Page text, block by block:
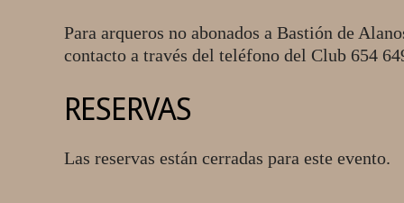
Para arqueros no abonados a Bastión de
contacto a través del teléfono del Club 654
RESERVAS
Las reservas están cerradas para este evento.